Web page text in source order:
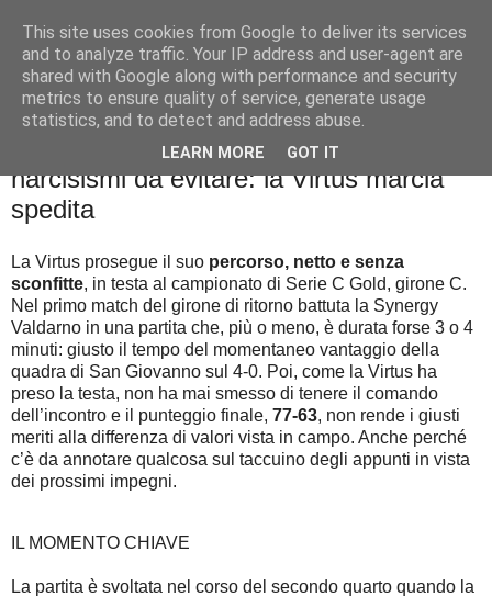
Palla al cerchio
lunedì 29 marzo 2021
I giovani, la (quasi) matematica e i
narcisismi da evitare: la Virtus marcia
spedita
La Virtus prosegue il suo percorso, netto e senza
sconfitte, in testa al campionato di Serie C Gold, girone C.
Nel primo match del girone di ritorno battuta la Synergy
Valdarno in una partita che, più o meno, è durata forse 3 o 4
minuti: giusto il tempo del momentaneo vantaggio della
quadra di San Giovanno sul 4-0. Poi, come la Virtus ha
preso la testa, non ha mai smesso di tenere il comando
dell’incontro e il punteggio finale, 77-63, non rende i giusti
meriti alla differenza di valori vista in campo. Anche perché
c’è da annotare qualcosa sul taccuino degli appunti in vista
dei prossimi impegni.
IL MOMENTO CHIAVE
La partita è svoltata nel corso del secondo quarto quando la
This site uses cookies from Google to deliver its services
and to analyze traffic. Your IP address and user-agent are
shared with Google along with performance and security
metrics to ensure quality of service, generate usage
statistics, and to detect and address abuse.
LEARN MORE GOT IT